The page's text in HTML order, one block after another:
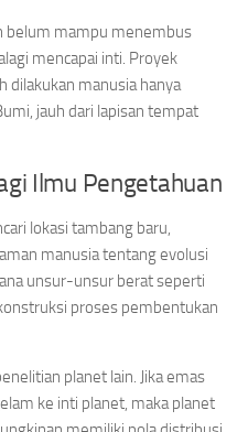
belum mampu menembus
mencapai inti. Proyek
dilakukan manusia hanya
jauh dari lapisan tempat
Ilmu Pengetahuan
lokasi tambang baru,
manusia tentang evolusi
unsur-unsur berat seperti
proses pembentukan
planet lain. Jika emas
ke inti planet, maka planet